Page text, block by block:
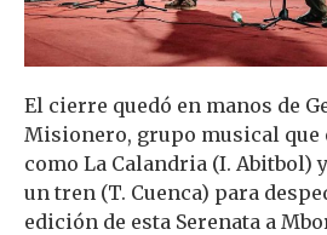
El cierre quedó en manos de
Misionero, grupo musical
como La Calandria (I. Abitbol)
un tren (T. Cuenca) para
edición de esta Serenata a